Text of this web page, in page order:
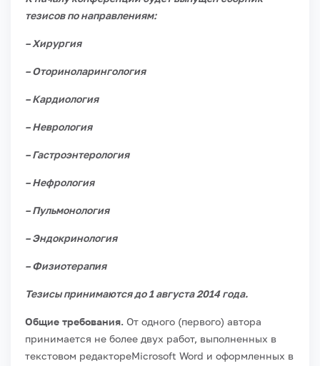
тезисов по направлениям:
– Хирургия
– Оториноларингология
– Кардиология
– Неврология
– Гастроэнтерология
– Нефрология
– Пульмонология
– Эндокринология
– Физиотерапия
Тезисы принимаются до 1 августа 2014 года.
Общие требования. От одного (первого) автора
принимается не более двух работ, выполненных в
текстовом редактореMicrosoft Word и оформленных в